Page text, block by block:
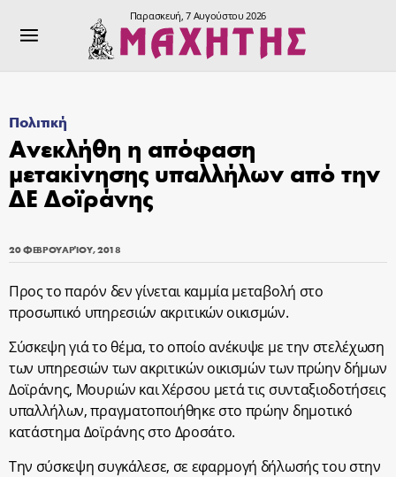
Παρασκευή, 7 Αυγούστου 2026
Πολιτική
Ανεκλήθη η απόφαση
μετακίνησης υπαλλήλων από την
ΔΕ Δοϊράνης
20 ΦΕΒΡΟΥΑΡΊΟΥ, 2018
Προς το παρόν δεν γίνεται καμμία μεταβολή στο
προσωπικό υπηρεσιών ακριτικών οικισμών.
Σύσκεψη γιά το θέμα, το οποίο ανέκυψε με την στελέχωση
των υπηρεσιών των ακριτικών οικισμών των πρώην δήμων
Δοϊράνης, Μουριών και Χέρσου μετά τις συνταξιοδοτήσεις
υπαλλήλων, πραγματοποιήθηκε στο πρώην δημοτικό
κατάστημα Δοϊράνης στο Δροσάτο.
Την σύσκεψη συγκάλεσε, σε εφαρμογή δήλωσής του στην